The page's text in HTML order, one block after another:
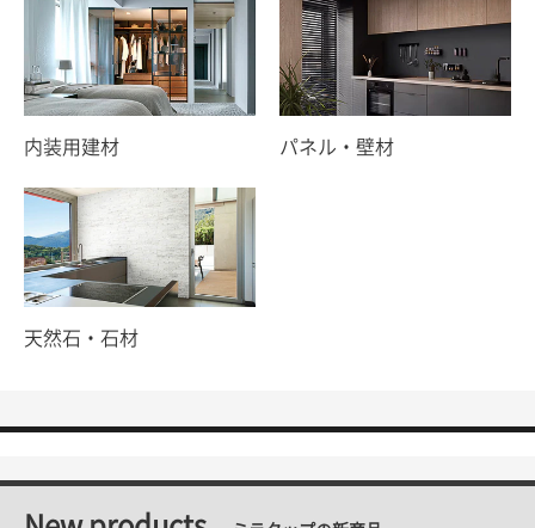
内装用建材 パネル・壁材
天然石・石材